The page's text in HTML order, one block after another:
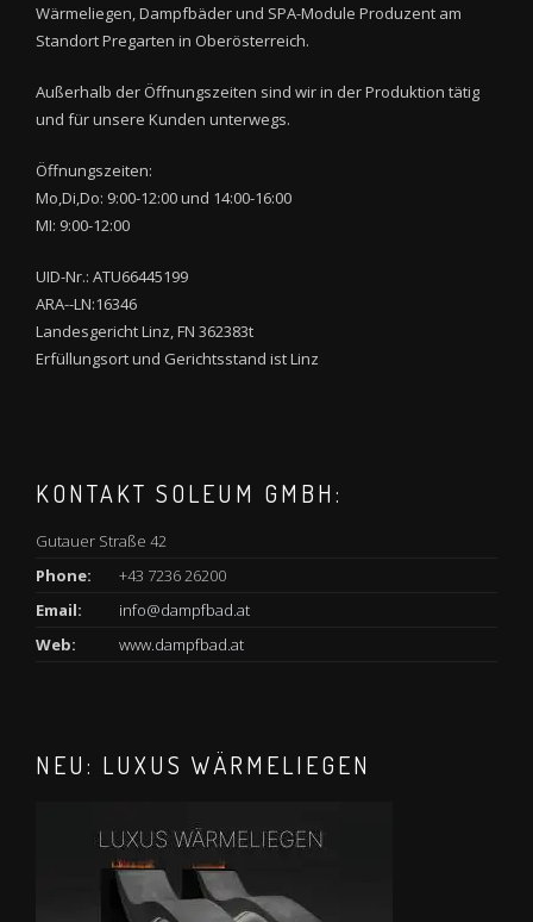
Wärmeliegen, Dampfbäder und SPA-Module Produzent am
Standort Pregarten in Oberösterreich.
Außerhalb der Öffnungszeiten sind wir in der Produktion tätig
und für unsere Kunden unterwegs.
Öffnungszeiten:
Mo,Di,Do: 9:00-12:00 und 14:00-16:00
MI: 9:00-12:00
UID-Nr.: ATU66445199
ARA--LN:16346
Landesgericht Linz, FN 362383t
Erfüllungsort und Gerichtsstand ist Linz
KONTAKT SOLEUM GMBH:
Gutauer Straße 42
Phone:
+43 7236 26200
Email:
info@dampfbad.at
Web:
www.dampfbad.at
NEU: LUXUS WÄRMELIEGEN